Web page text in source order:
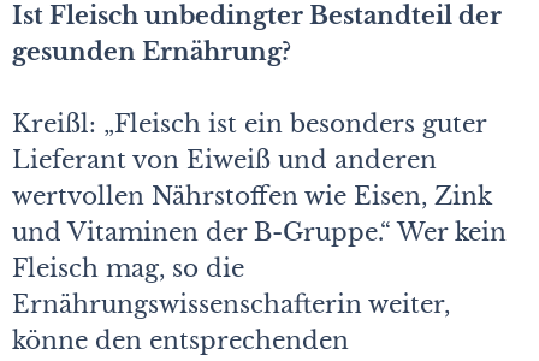
Ist Fleisch unbedingter Bestandteil der
gesunden Ernährung?
Kreißl: „Fleisch ist ein besonders guter
Lieferant von Eiweiß und anderen
wertvollen Nährstoffen wie Eisen, Zink
und Vitaminen der B-Gruppe.“ Wer kein
Fleisch mag, so die
Ernährungswissenschafterin weiter,
könne den entsprechenden